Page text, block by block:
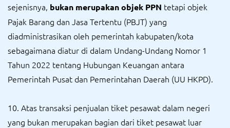
sejenisnya, bukan merupakan objek PPN tetapi objek
Pajak Barang dan Jasa Tertentu (PBJT) yang
diadministrasikan oleh pemerintah kabupaten/kota
sebagaimana diatur di dalam Undang-Undang Nomor 1
Tahun 2022 tentang Hubungan Keuangan antara
Pemerintah Pusat dan Pemerintahan Daerah (UU HKPD).
10. Atas transaksi penjualan tiket pesawat dalam negeri
yang bukan merupakan bagian dari tiket pesawat luar